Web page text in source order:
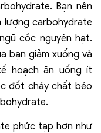
Bạn nên
lượng carbohydrate
cốc nguyên hạt.
bạn giảm xuống và
hoạch ăn uống ít
đốt cháy chất béo
phức tạp hơn như